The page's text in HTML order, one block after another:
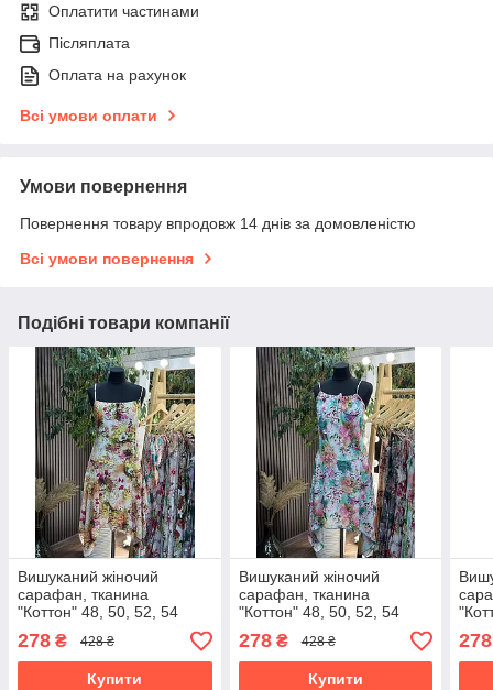
Оплатити частинами
Післяплата
Оплата на рахунок
Всі умови оплати
Умови повернення
Повернення товару впродовж 14 днів за домовленістю
Всі умови повернення
Подібні товари компанії
Вишуканий жіночий
сарафан, тканина
"Коттон" 48, 50, 52, 54
278 ₴ 428 ₴
Купити
Вишуканий жіночий
сарафан, тканина
"Коттон" 48, 50, 52, 54
278₴ 428 ₴
Купити
278